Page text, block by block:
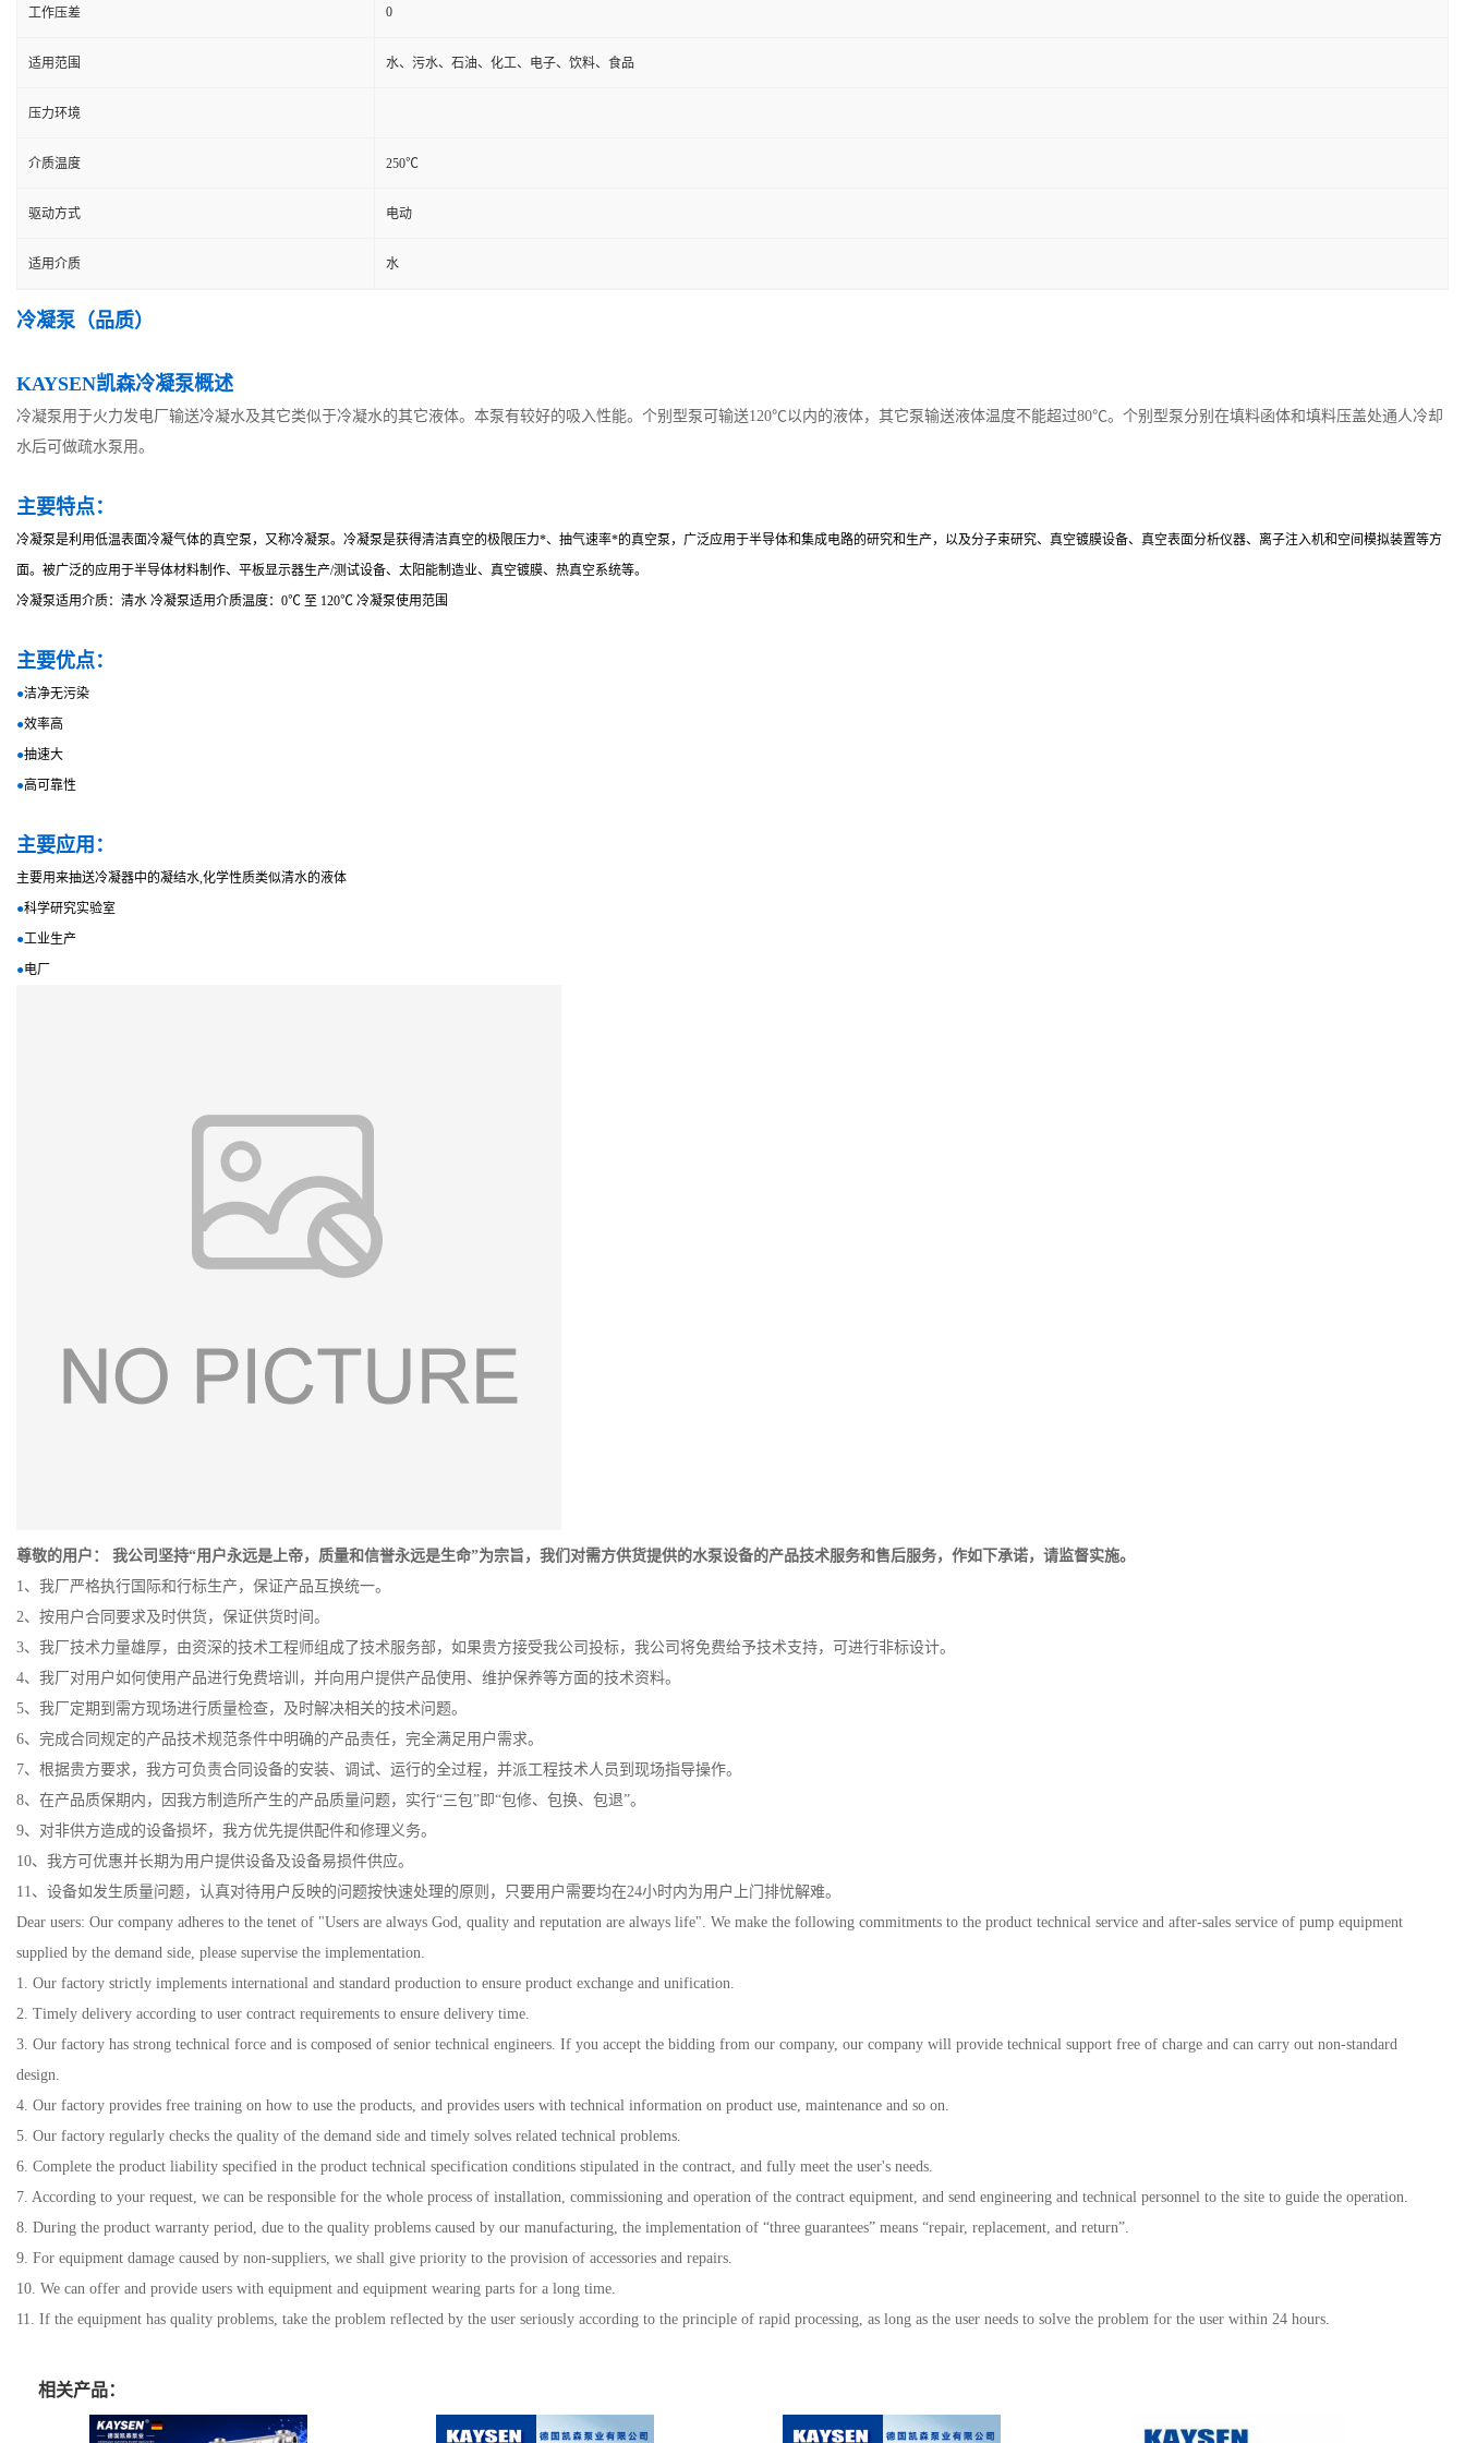
工作压差 0
适用范围 水、污水、石油、化工、电子、饮料、食品
压力环境
介质温度 250℃
驱动方式 电动
适用介质 水
冷凝泵（品质）
KAYSEN凯森冷凝泵概述
冷凝泵用于火力发电厂输送冷凝水及其它类似于冷凝水的其它液体。本泵有较好的吸入性能。个别型泵可输送120℃以内的液体，其它泵输送液体温度不能超过80℃。个别型泵分别在填料函体和填料压盖处通人冷却
水后可做疏水泵用。
主要特点：
冷凝泵是利用低温表面冷凝气体的真空泵，又称冷凝泵。冷凝泵是获得清洁真空的极限压力*、抽气速率*的真空泵，广泛应用于半导体和集成电路的研究和生产，以及分子束研究、真空镀膜设备、真空表面分析仪器、离子注入机和空间模拟装置等方
面。被广泛的应用于半导体材料制作、平板显示器生产/测试设备、太阳能制造业、真空镀膜、热真空系统等。
冷凝泵适用介质：清水 冷凝泵适用介质温度：0℃ 至 120℃ 冷凝泵使用范围
主要优点：
●洁净无污染
●效率高
●抽速大
●高可靠性
主要应用：
主要用来抽送冷凝器中的凝结水,化学性质类似清水的液体
●科学研究实验室
●工业生产
●电厂
尊敬的用户： 我公司坚持“用户永远是上帝，质量和信誉永远是生命”为宗旨，我们对需方供货提供的水泵设备的产品技术服务和售后服务，作如下承诺，请监督实施。
1、我厂严格执行国际和行标生产，保证产品互换统一。
2、按用户合同要求及时供货，保证供货时间。
3、我厂技术力量雄厚，由资深的技术工程师组成了技术服务部，如果贵方接受我公司投标，我公司将免费给予技术支持，可进行非标设计。
4、我厂对用户如何使用产品进行免费培训，并向用户提供产品使用、维护保养等方面的技术资料。
5、我厂定期到需方现场进行质量检查，及时解决相关的技术问题。
6、完成合同规定的产品技术规范条件中明确的产品责任，完全满足用户需求。
7、根据贵方要求，我方可负责合同设备的安装、调试、运行的全过程，并派工程技术人员到现场指导操作。
8、在产品质保期内，因我方制造所产生的产品质量问题，实行“三包”即“包修、包换、包退”。
9、对非供方造成的设备损坏，我方优先提供配件和修理义务。
10、我方可优惠并长期为用户提供设备及设备易损件供应。
11、设备如发生质量问题，认真对待用户反映的问题按快速处理的原则，只要用户需要均在24小时内为用户上门排忧解难。
Dear users: Our company adheres to the tenet of "Users are always God, quality and reputation are always life". We make the following commitments to the product technical service and after-sales service of pump equipment
supplied by the demand side, please supervise the implementation.
1. Our factory strictly implements international and standard production to ensure product exchange and unification.
2. Timely delivery according to user contract requirements to ensure delivery time.
3. Our factory has strong technical force and is composed of senior technical engineers. If you accept the bidding from our company, our company will provide technical support free of charge and can carry out non-standard
design.
4. Our factory provides free training on how to use the products, and provides users with technical information on product use, maintenance and so on.
5. Our factory regularly checks the quality of the demand side and timely solves related technical problems.
6. Complete the product liability specified in the product technical specification conditions stipulated in the contract, and fully meet the user's needs.
7. According to your request, we can be responsible for the whole process of installation, commissioning and operation of the contract equipment, and send engineering and technical personnel to the site to guide the operation.
8. During the product warranty period, due to the quality problems caused by our manufacturing, the implementation of “three guarantees” means “repair, replacement, and return”.
9. For equipment damage caused by non-suppliers, we shall give priority to the provision of accessories and repairs.
10. We can offer and provide users with equipment and equipment wearing parts for a long time.
11. If the equipment has quality problems, take the problem reflected by the user seriously according to the principle of rapid processing, as long as the user needs to solve the problem for the user within 24 hours.
相关产品：